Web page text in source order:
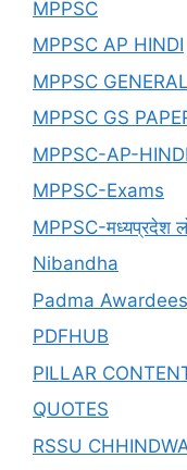
MPPSC
MPPSC AP HINDI
MPPSC
MPPSC GS
MPPSC-AP-
MPPSC-Exams
MPPSC-मध्यप्रदेश
Nibandha
Padma Awardees-
PDFHUB
PILLAR
QUOTES
RSSU